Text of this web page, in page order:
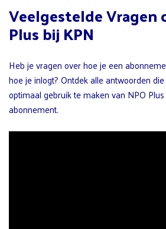
Veelgestelde Vragen
Plus bij KPN
Heb je vragen over hoe je een
hoe je inlogt? Ontdek alle antwoorden
optimaal gebruik te maken van NPO
abonnement.